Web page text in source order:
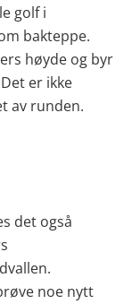
golf i
bakteppe.
høyde og byr
er ikke
av runden.
det også
noe nytt